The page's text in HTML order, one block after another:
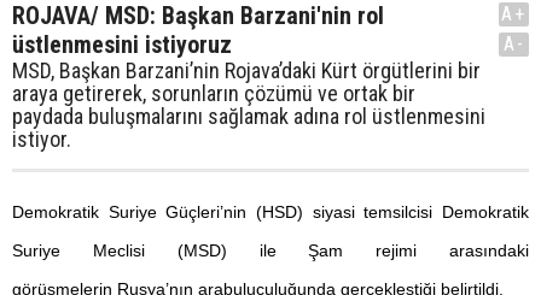
ROJAVA/ MSD: Başkan Barzani'nin rol
üstlenmesini istiyoruz
MSD, Başkan Barzani’nin Rojava’daki Kürt örgütlerini bir
araya getirerek, sorunların çözümü ve ortak bir
paydada buluşmalarını sağlamak adına rol üstlenmesini
istiyor.
A+
A-
Demokratik Suriye Güçleri’nin (HSD) siyasi temsilcisi Demokratik
Suriye Meclisi (MSD) ile Şam rejimi arasındaki
görüşmelerin Rusya’nın arabuluculuğunda gerçekleştiği belirtildi.